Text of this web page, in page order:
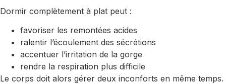
Dormir complètement à plat peut :
favoriser les remontées acides
ralentir l’écoulement des sécrétions
accentuer l’irritation de la gorge
rendre la respiration plus difficile
Le corps doit alors gérer deux inconforts en même temps.